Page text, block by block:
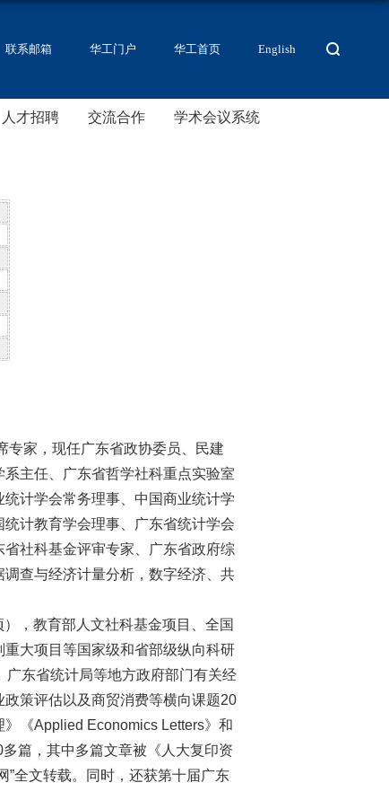
联系邮箱 华工门户 华工首页 English
人才招聘 交流合作 学术会议系统
专家，现任广东省政协委员、民建
主任、广东省哲学社科重点实验室
计学会常务理事、中国商业统计学
计教育学会理事、广东省统计学会
社科基金评审专家、广东省政府综
查与经济计量分析，数字经济、共
，教育部人文社科基金项目、全国
大项目等国家级和省部级纵向科研
东省统计局等地方政府部门有关经
策评估以及商贸消费等横向课题20
《Applied Economics Letters》和
篇，其中多篇文章被《人大复印资
”全文转载。同时，还获第十届广东